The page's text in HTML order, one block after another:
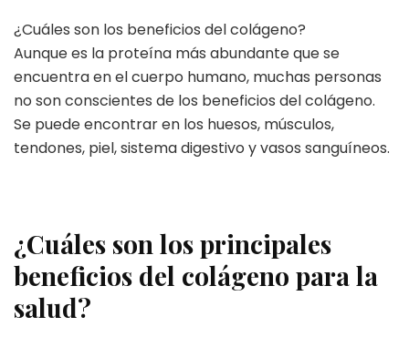
¿Cuáles son los beneficios del colágeno?
Aunque es la proteína más abundante que se
encuentra en el cuerpo humano, muchas personas
no son conscientes de los beneficios del colágeno.
Se puede encontrar en los huesos, músculos,
tendones, piel, sistema digestivo y vasos sanguíneos.
¿Cuáles son los principales
beneficios del colágeno para la
salud?